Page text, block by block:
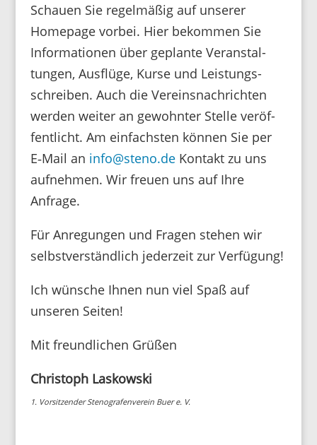
Schauen Sie regel­mäßig auf unserer
Home­page vorbei. Hier bekommen Sie
Infor­ma­tionen über geplante Veran­stal­
tungen, Ausflüge, Kurse und Leis­tungs­
schreiben. Auch die Vereins­nach­richten
werden weiter an gewohnter Stelle veröf­
fent­licht. Am einfachsten können Sie per
E‑Mail an info@steno.deKontakt zu uns
aufnehmen. Wir freuen uns auf Ihre
Anfrage.
Für Anre­gungen und Fragen stehen wir
selbst­ver­ständ­lich jeder­zeit zur Verfügung!
Ich wünsche Ihnen nun viel Spaß auf
unseren Seiten!
Mit freund­li­chen Grüßen
Chris­toph Laskowski
1. Vorsit­zender Steno­gra­fen­verein Buer e. V.